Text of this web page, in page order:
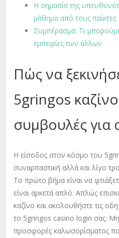
Η σημασία της
μάθημα από τους παίκτες
Συμπέρασμα: Τι
εμπειρίες των άλλων
Πώς να
5gringos
συμβουλές για
Η είσοδος στον κόσμο του
συναρπαστική αλλά και λίγο
Το πρώτο βήμα είναι να
είναι αρκετά απλό. Απλώς
καζίνο και ακολουθήστε τις
το 5gringos casino login σας.
προσφορές καλωσορίσματος